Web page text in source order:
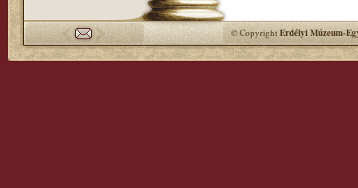
© CopyrightErdélyi Múzeum-